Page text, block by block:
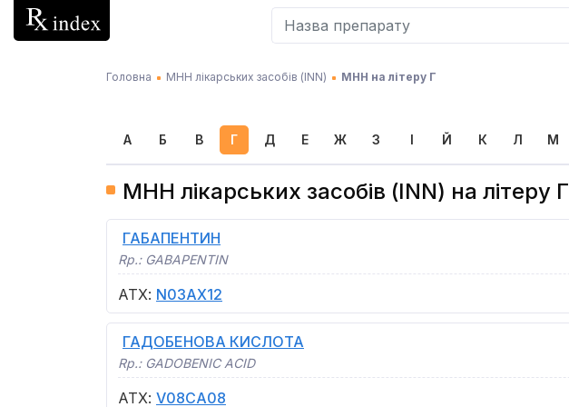
Головна МНН лікарських засобів (INN) МНН на літеру Г
А Б В Г Д Е Ж З І Й К Л М
МНН лікарських засобів (INN) на літеру Г
ГАБАПЕНТИН
Rp.: GABAPENTIN
АТХ: N03AX12
ГАДОБЕНОВА КИСЛОТА
Rp.: GADOBENIC ACID
АТХ: V08CA08